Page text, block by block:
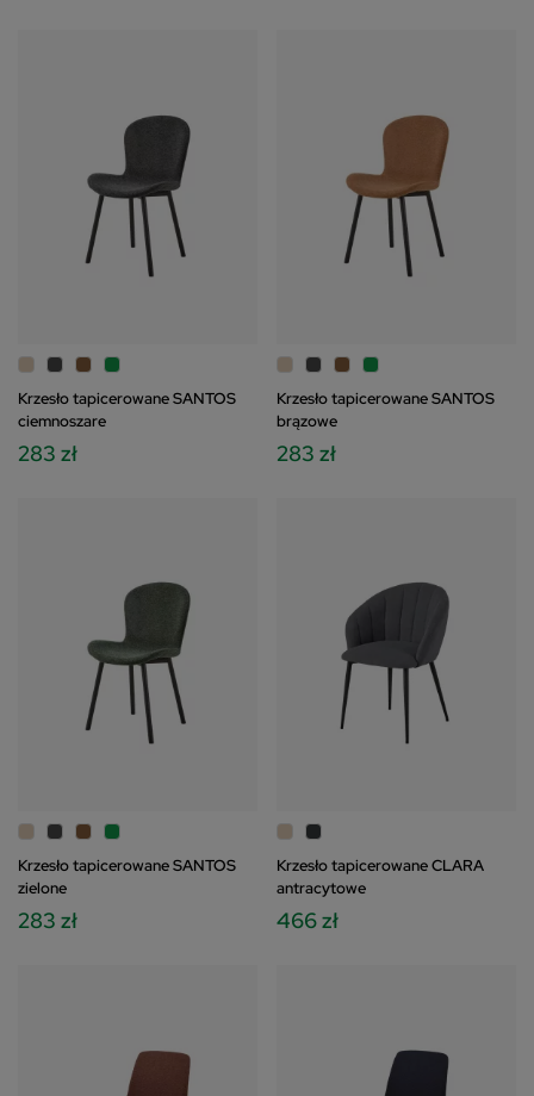
Krzesło tapicerowane SANTOS
ciemnoszare
283 zł
Krzesło tapicerowane SANTOS
brązowe
283 zł
Krzesło tapicerowane SANTOS
zielone
283 zł
Krzesło tapicerowane CLARA
antracytowe
466 zł